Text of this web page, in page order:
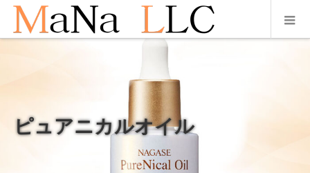
ピュアニカルオイル